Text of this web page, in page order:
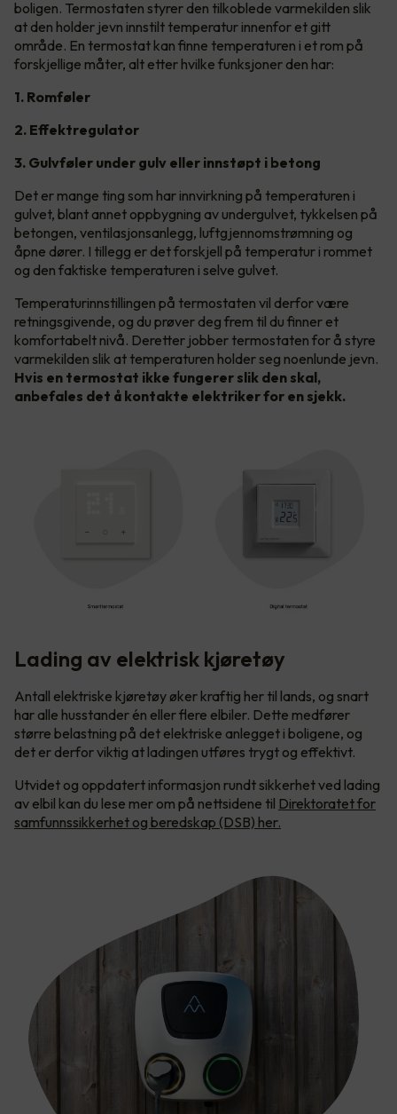
boligen. Termostaten styrer den tilkoblede varmekilden slik
at den holder jevn innstilt temperatur innenfor et gitt
område. En termostat kan finne temperaturen i et rom på
forskjellige måter, alt etter hvilke funksjoner den har:
1. Romføler
2. Effektregulator
3. Gulvføler under gulv eller innstøpt i betong
Det er mange ting som har innvirkning på temperaturen i
gulvet, blant annet oppbygning av undergulvet, tykkelsen på
betongen, ventilasjonsanlegg, luftgjennomstrømning og
åpne dører. I tillegg er det forskjell på temperatur i rommet
og den faktiske temperaturen i selve gulvet.
Temperaturinnstillingen på termostaten vil derfor være
retningsgivende, og du prøver deg frem til du finner et
komfortabelt nivå. Deretter jobber termostaten for å styre
varmekilden slik at temperaturen holder seg noenlunde jevn.
Hvis en termostat ikke fungerer slik den skal,
anbefales det å kontakte elektriker for en sjekk.
Lading av elektrisk kjøretøy
Antall elektriske kjøretøy øker kraftig her til lands, og snart
har alle husstander én eller flere elbiler. Dette medfører
større belastning på det elektriske anlegget i boligene, og
det er derfor viktig at ladingen utføres trygt og effektivt.
Utvidet og oppdatert informasjon rundt sikkerhet ved lading
av elbil kan du lese mer om på nettsidene til Direktoratet for
samfunnssikkerhet og beredskap (DSB) her.